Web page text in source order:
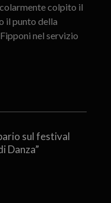
colpito il
il punto della
nel servizio
sul festival
Danza”